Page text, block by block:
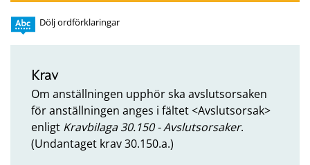
Dölj ordförklaringar
Krav
Om anställningen upphör ska avslutsorsaken
för anställningen anges i fältet <Avslutsorsak>
enligt Kravbilaga 30.150 - Avslutsorsaker.
(Undantaget krav 30.150.a.)